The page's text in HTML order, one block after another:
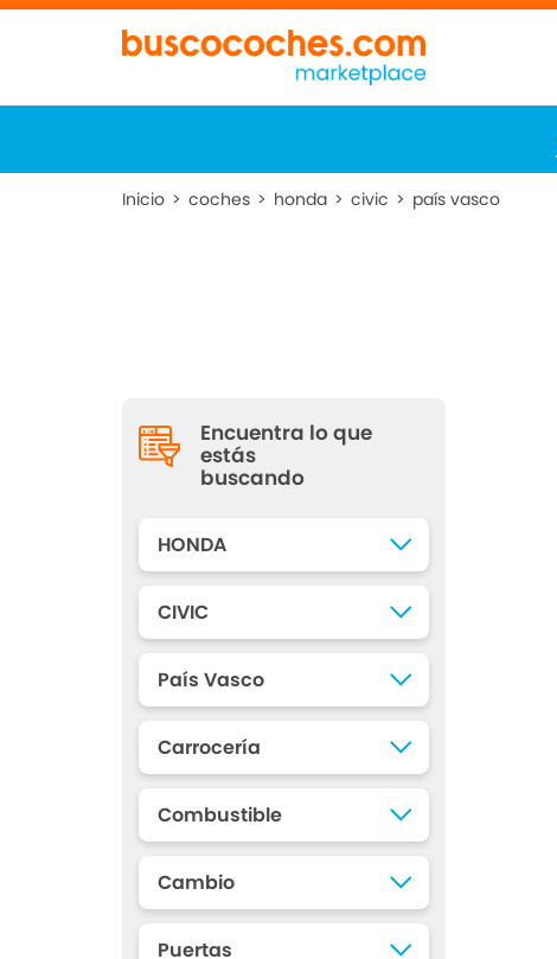
Inicio > coches > honda > civic > país vasco
Encuentra lo que
estás
buscando